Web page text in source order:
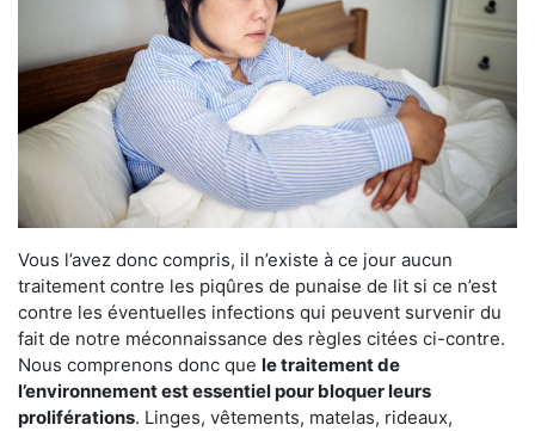
Vous l’avez donc compris, il n’existe à ce jour aucun
traitement contre les piqûres de punaise de lit si ce n’est
contre les éventuelles infections qui peuvent survenir du
fait de notre méconnaissance des règles citées ci-contre.
Nous comprenons donc que le traitement de
l’environnement est essentiel pour bloquer leurs
proliférations. Linges, vêtements, matelas, rideaux,